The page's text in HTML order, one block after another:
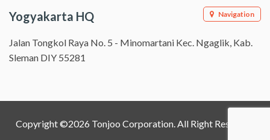
Yogyakarta HQ Navigation
Jalan Tongkol Raya No. 5 - Minomartani Kec. Ngaglik, Kab.
Sleman DIY 55281
Copyright ©2026 Tonjoo Corporation. All Right Reserved.